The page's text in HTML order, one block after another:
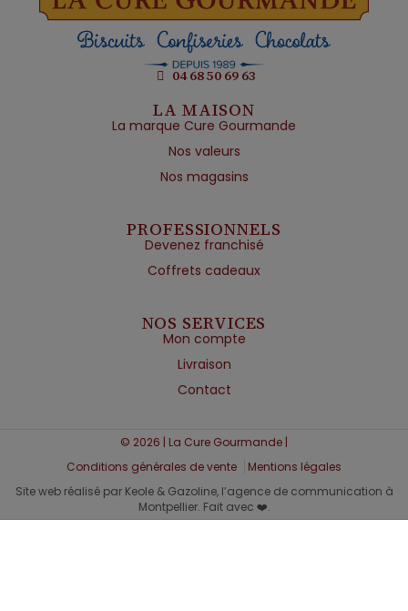
04 68 50 69 63
LA MAISON
La marque Cure Gourmande
Nos valeurs
Nos magasins
PROFESSIONNELS
Devenez franchisé
Coffrets cadeaux
NOS SERVICES
Mon compte
Livraison
Contact
© 2026 | La Cure Gourmande |
Conditions générales de vente
Mentions légales
Site web réalisé par Keole & Gazoline, l’agence de communication à
Montpellier. Fait avec ❤️.